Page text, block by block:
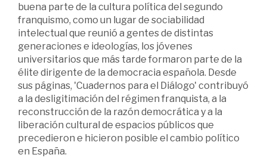
buena parte de la cultura política del segundo
franquismo, como un lugar de sociabilidad
intelectual que reunió a gentes de distintas
generaciones e ideologías, los jóvenes
universitarios que más tarde formaron parte de la
élite dirigente de la democracia española. Desde
sus páginas, 'Cuadernos para el Diálogo' contribuyó
a la desligitimación del régimen franquista, a la
reconstrucción de la razón democrática y a la
liberación cultural de espacios públicos que
precedieron e hicieron posible el cambio político
en España.